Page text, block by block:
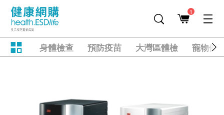
1
身體檢查 預防疫苗 大灣區體檢 寵物健